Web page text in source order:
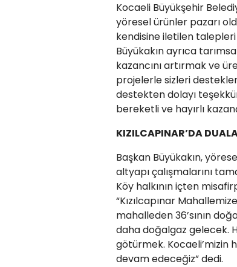
Kocaeli Büyükşehir
yöresel ürünler pazarı
kendisine iletilen
Büyükakın ayrıca
kazancını artırmak ve
projelerle sizleri
destekten dolayı
bereketli ve hayırlı
KIZILCAPINAR’DA
Başkan Büyükakın,
altyapı çalışmalarını
Köy halkının içten
“Kızılcapınar
mahalleden 36’sının
daha doğalgaz gelecek.
götürmek. Kocaeli’mizin
devam edeceğiz” dedi.